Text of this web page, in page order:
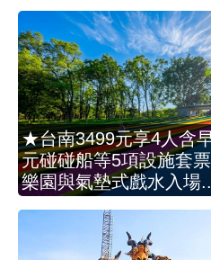
★台南3499元享4人含
元碰碰船等5項設施套
樂園與氣墊式戲水入場